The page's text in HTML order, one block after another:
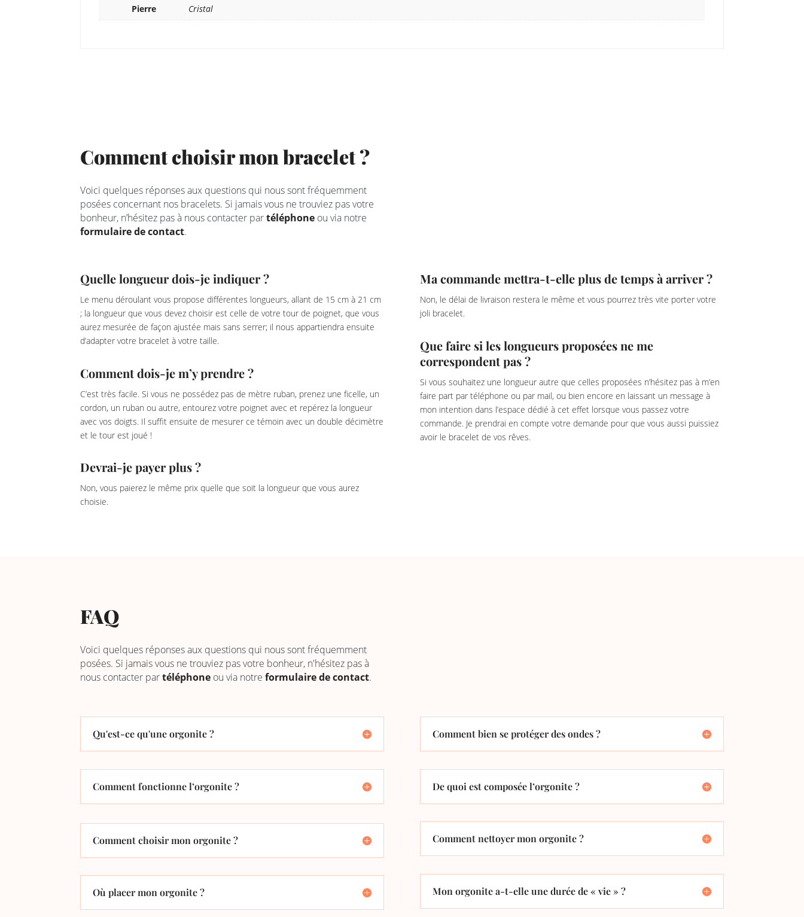
Pierre
Cristal
Comment choisir mon bracelet ?
Voici quelques réponses aux questions qui nous sont fréquemment
posées concernant nos bracelets. Si jamais vous ne trouviez pas votre
bonheur, n’hésitez pas à nous contacter partéléphone ou via notre
formulaire de contact.
Quelle longueur dois-je indiquer ?
Le menu déroulant vous propose différentes longueurs, allant de 15 cm à 21 cm
; la longueur que vous devez choisir est celle de votre tour de poignet, que vous
aurez mesurée de façon ajustée mais sans serrer; il nous appartiendra ensuite
d’adapter votre bracelet à votre taille.
Comment dois-je m’y prendre ?
C’est très facile. Si vous ne possédez pas de mètre ruban, prenez une ficelle, un
cordon, un ruban ou autre, entourez votre poignet avec et repérez la longueur
avec vos doigts. Il suffit ensuite de mesurer ce témoin avec un double décimètre
et le tour est joué !
Devrai-je payer plus ?
Non, vous paierez le même prix quelle que soit la longueur que vous aurez
choisie.
Ma commande mettra-t-elle plus de temps à arriver ?
Non, le délai de livraison restera le même et vous pourrez très vite porter votre
joli bracelet.
Que faire si les longueurs proposées ne me
correspondent pas ?
Si vous souhaitez une longueur autre que celles proposées n’hésitez pas à m’en
faire part par téléphone ou par mail, ou bien encore en laissant un message à
mon intention dans l’espace dédié à cet effet lorsque vous passez votre
commande. Je prendrai en compte votre demande pour que vous aussi puissiez
avoir le bracelet de vos rêves.
FAQ
Voici quelques réponses aux questions qui nous sont fréquemment
posées. Si jamais vous ne trouviez pas votre bonheur, n'hésitez pas à
nous contacter partéléphone ou via notreformulaire de contact.
Qu'est-ce qu'une orgonite ?
Comment fonctionne l’orgonite ?
Comment choisir mon orgonite ?
Où placer mon orgonite ?
Comment bien se protéger des ondes ?
De quoi est composée l’orgonite ?
Comment nettoyer mon orgonite ?
Mon orgonite a-t-elle une durée de « vie » ?